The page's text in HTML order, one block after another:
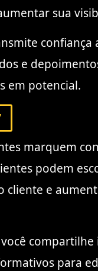
sua
confiança
e
em potencial.
marquem
podem
e
para